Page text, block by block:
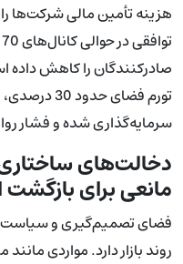
هزینه تأمین مالی شرکت‌ها
صادرکنندگان را کاهش داده
تورم فضای
سرمایه‌گذاری شده و فشار
دخالت‌های
مانعی برای بازگشت
فضای تصمیم‌گیری و
روند بازار دارد. مواردی